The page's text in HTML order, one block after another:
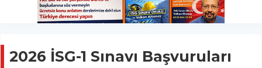
2026 İSG-1 Sınavı Başvuruları